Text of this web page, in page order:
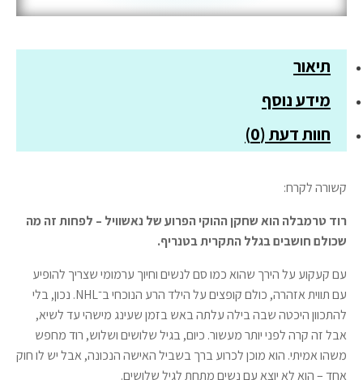
גבולות
תיאור
מידע נוסף
חוות דעת (0)
קשורה לקרח:
רוד טרמבלה הוא שחקן ההוקי הפרוע של נאשוויל – לפחות זה מה
שכולם חושבים בגלל התקרית בטנריף.
עם קעקוע על הירך שהוא כמו סם לנשים וחיוך ערמומי שצריך להופיע
עם תווית אזהרה, כולם קופצים על הילד הרע הנוכחי ב־NHL. נכון, בלי
להתכוון היכטה שבה בילה עלתה באש בזמן שעינג מישהי עד לשיא,
אבל זה קרה לפני יותר מעשור. כיום, בגיל שלושים ושלוש, רוד מחפש
משהו אמיתי. הוא מוכן לכרוע ברך בשביל האישה הנכונה, אבל יש לו חוק
אחד – הוא לא יוצא עם נשים מתחת לגיל שלושים.